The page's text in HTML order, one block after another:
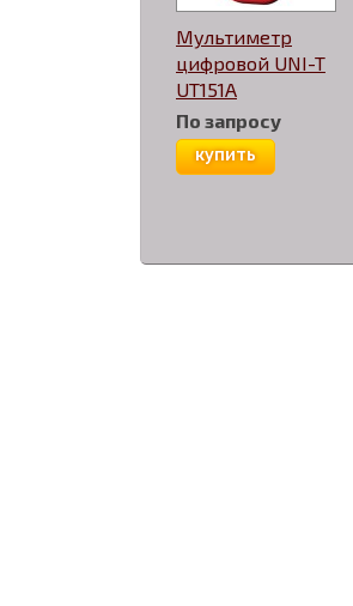
Мультиметр
цифровой UNI-T
UT151A
По запросу
купить